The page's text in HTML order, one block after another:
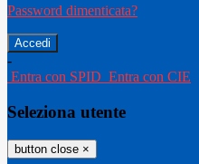
Password dimenticata?
-
Entra con SPID Entra con CIE
Seleziona utente
button close ×